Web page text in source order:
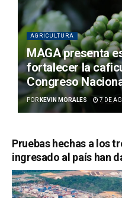
AGRICULTURA
MAGA presenta
fortalecer la
Congreso
POR KEVIN MORALES 7 DE
Pruebas hechas a los
ingresado al país han